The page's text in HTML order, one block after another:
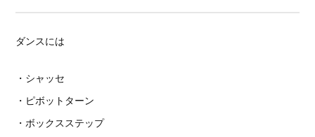
ダンスには
・シャッセ
・ピボットターン
・ボックスステップ